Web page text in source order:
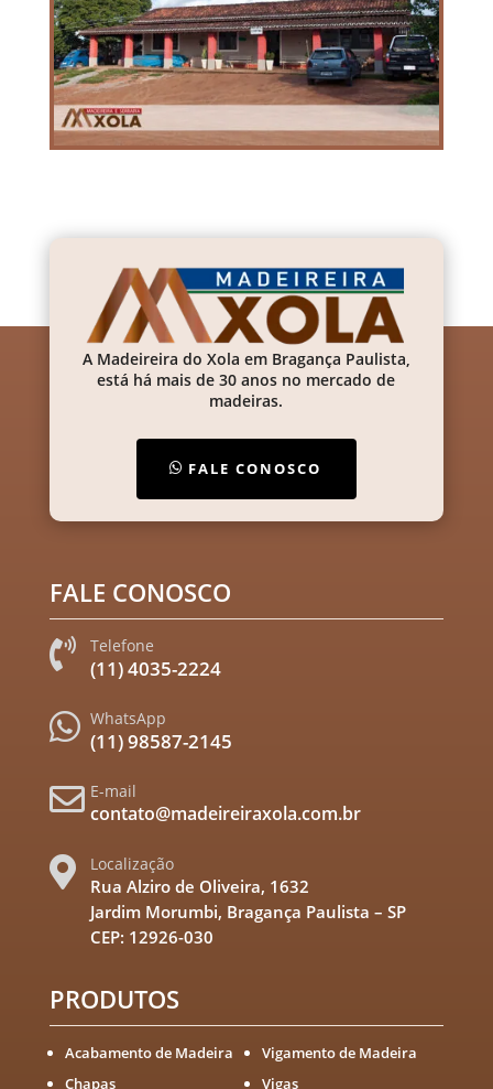
A Madeireira do Xola em Bragança Paulista,
está há mais de 30 anos no mercado de
madeiras.
FALE CONOSCO
FALE CONOSCO
 Telefone
(11) 4035-2224
 WhatsApp
(11) 98587-2145
 E-mail
contato@madeireiraxola.com.br
 Localização
Rua Alziro de Oliveira, 1632
Jardim Morumbi, Bragança Paulista – SP
CEP: 12926-030
PRODUTOS
Acabamento de Madeira
Chapas
Vigamento de Madeira
Vigas